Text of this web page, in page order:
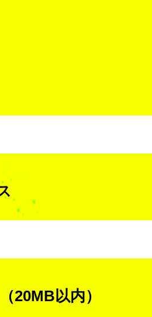
（20MB以内）